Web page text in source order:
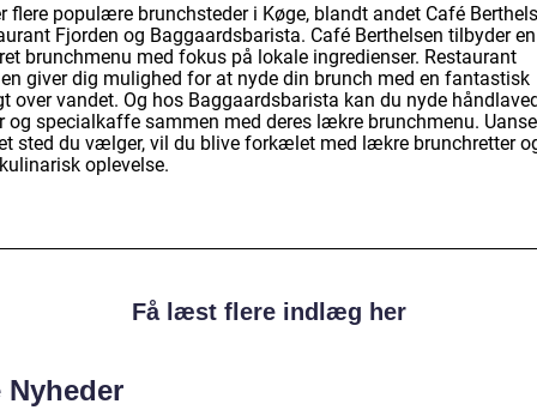
flere populære brunchsteder i Køge, blandt andet Café
Fjorden og Baggaardsbarista. Café Berthelsen tilbyder en
brunchmenu med fokus på lokale ingredienser. Restaurant
giver dig mulighed for at nyde din brunch med en fantastisk
over vandet. Og hos Baggaardsbarista kan du nyde
og specialkaffe sammen med deres lækre brunchmenu.
sted du vælger, vil du blive forkælet med lækre brunchretter
oplevelse.
Få læst flere indlæg her
Nyheder